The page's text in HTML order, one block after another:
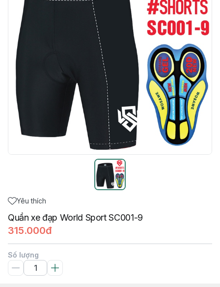
Yêu thích
Quần xe đạp World Sport SC001-9
315.000đ
Số lượng